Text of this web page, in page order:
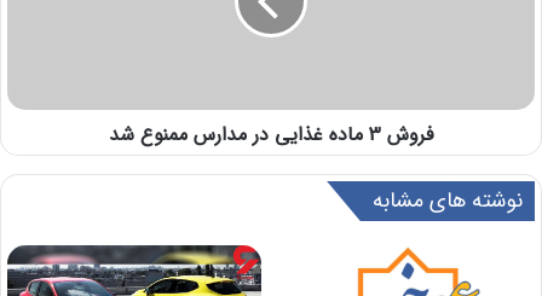
فروش 3 ماده غذایی در مدارس ممنوع شد
نوشته های مشابه